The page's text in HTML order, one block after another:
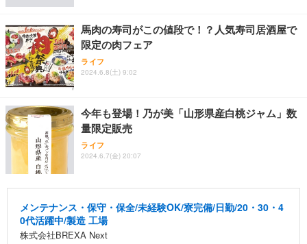
馬肉の寿司がこの値段で！？人気寿司居酒屋で
限定の肉フェア
ライフ
2024.6.8(土) 9:02
今年も登場！乃が美「山形県産白桃ジャム」数
量限定販売
ライフ
2024.6.7(金) 20:07
メンテナンス・保守・保全/未経験OK/寮完備/日勤/20・30・4
0代活躍中/製造 工場
株式会社BREXA Next